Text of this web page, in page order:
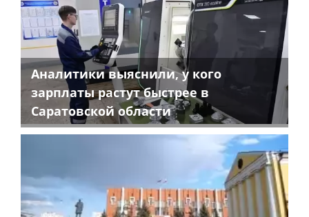
Аналитики выяснили, у кого
зарплаты растут быстрее в
Саратовской области